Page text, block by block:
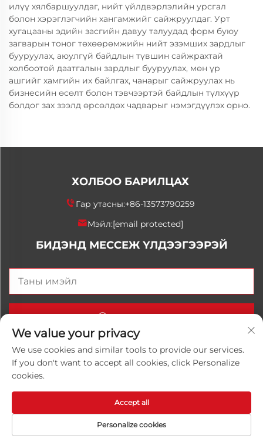
илүү хялбаршуулдаг, нийт үйлдвэрлэлийн урсгал
болон хэрэглэгчийн хангамжийг сайжруулдаг. Урт
хугацааны эдийн засгийн давуу талуудад форм буюу
загварын тоног төхөөрөмжийн нийт эзэмших зардлыг
бууруулах, аюулгүй байдлын түвшин сайжрахтай
холбоотой даатгалын зардлыг бууруулах, мөн үр
ашгийг хамгийн их байлгах, чанарыг сайжруулах нь
бизнесийн өсөлт болон тэвчээртэй байдлын түлхүүр
болдог зах зээлд өрсөлдөх чадварыг нэмэгдүүлэх орно.
ХОЛБОО БАРИЛЦАХ
Гар утасны:+86-13573790259
Мэйл:[email protected]
БИДЭНД МЕССЕЖ ҮЛДЭЭГЭЭРЭЙ
Одоо илгээх
Хуульчийн эрх © 2025 Орос Улаанхангай Луванхонг
бодлого
We value your privacy
We use cookies and similar tools to provide our services.
If you don't want to accept all cookies, click Personalize
cookies.
Personalize cookies
Accept all